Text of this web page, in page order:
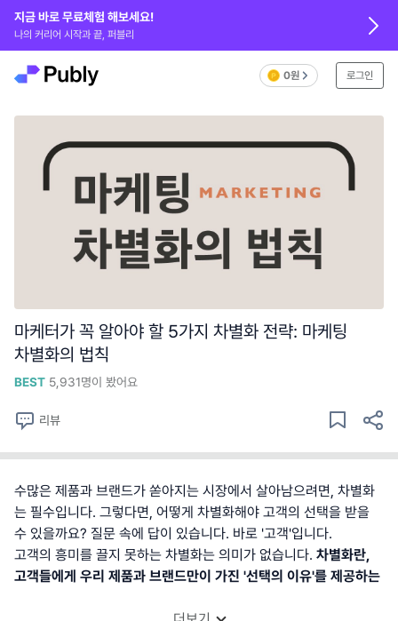
0원 로그인
지금 바로 무료체험 해보세요!
나의 커리어 시작과 끝, 퍼블리
마케터가 꼭 알아야 할 5가지 차별화 전략: 마케팅
차별화의 법칙
BEST 5,931명이 봤어요
리뷰
수많은 제품과 브랜드가 쏟아지는 시장에서 살아남으려면, 차별화
는 필수입니다. 그렇다면, 어떻게 차별화해야 고객의 선택을 받을
수 있을까요? 질문 속에 답이 있습니다. 바로 '고객'입니다.
고객의 흥미를 끌지 못하는 차별화는 의미가 없습니다. 차별화란,
고객들에게 우리 제품과 브랜드만이 가진 '선택의 이유'를 제공하는